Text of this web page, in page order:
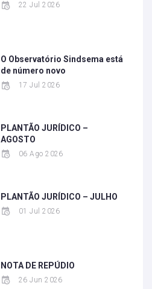
22 Jul 2026
O Observatório Sindsema está
de número novo
17 Jul 2026
PLANTÃO JURÍDICO –
AGOSTO
06 Ago 2026
PLANTÃO JURÍDICO – JULHO
01 Jul 2026
NOTA DE REPÚDIO
26 Jun 2026